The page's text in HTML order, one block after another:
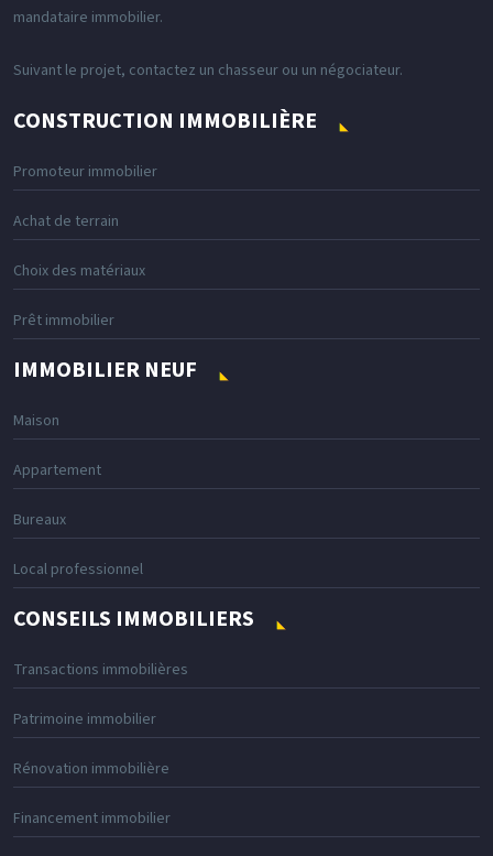
mandataire immobilier.
Suivant le projet, contactez un chasseur ou un négociateur.
CONSTRUCTION IMMOBILIÈRE
Promoteur immobilier
Achat de terrain
Choix des matériaux
Prêt immobilier
IMMOBILIER NEUF
Maison
Appartement
Bureaux
Local professionnel
CONSEILS IMMOBILIERS
Transactions immobilières
Patrimoine immobilier
Rénovation immobilière
Financement immobilier